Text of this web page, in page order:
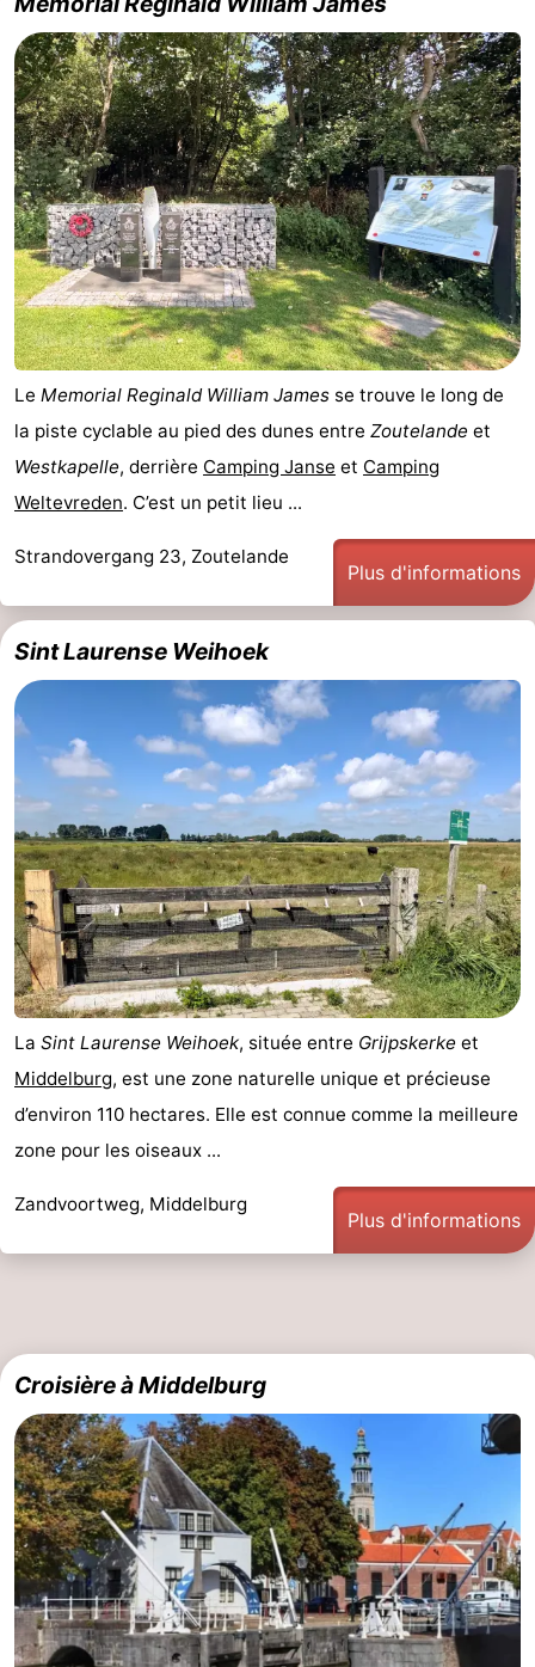
Le Memorial Reginald William James se trouve le long de
la piste cyclable au pied des dunes entre Zoutelande et
Westkapelle, derrière Camping Janse et Camping
Weltevreden. C’est un petit lieu ...
Strandovergang 23, Zoutelande
Plus d'informations
Sint Laurense Weihoek
La Sint Laurense Weihoek, située entre Grijpskerke et
Middelburg, est une zone naturelle unique et précieuse
d’environ 110 hectares. Elle est connue comme la meilleure
zone pour les oiseaux ...
Zandvoortweg, Middelburg
Plus d'informations
Croisière à Middelburg